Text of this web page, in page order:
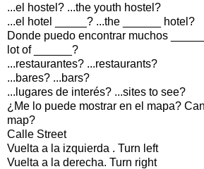
...el hostel? ...the youth hostel?
...el hotel _____? ...the ______ hotel?
Donde puedo encontrar muchos
lot of ______?
...restaurantes? ...restaurants?
...bares? ...bars?
...lugares de interés? ...sites to see?
¿Me lo puede mostrar en el mapa?
map?
Calle Street
Vuelta a la izquierda . Turn left
Vuelta a la derecha. Turn right